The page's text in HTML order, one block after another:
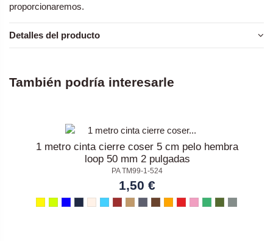
proporcionaremos.
Detalles del producto
También podría interesarle
1 metro cinta cierre coser 5 cm pelo hembra
loop 50 mm 2 pulgadas
PA TM99-1-524
1,50 €